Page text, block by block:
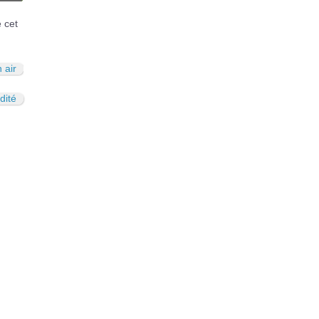
cet
air